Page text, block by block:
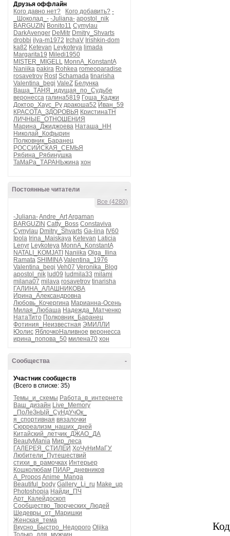
Друзья оффлайн
Кого давно нет?
Кого добавить? -
_Шоколад_- -Juliana- apostol_nik
BARGUZIN Bonito11 Cymylau
DarkAvenger DeMitr Dmitry_Shvarts
drobbi ilya-m1972 IrchaV Irishkin-dom
ka82 Ketevan Leykoteya limada
Margarita19 Miledi1950
MISTER_MIGELL MonnA_KonstantA
Naniika pakira Rohkea romeoparadise
rosavetrov Rost Schamada tinarisha
Valentina_begi ValeZ Белунка
Ваша_ТАНЯ_идущая_по_Судьбе
веронесса галина5819 Гоша_Каджи
Доктор_Хаус_Ру дракоша52 Иван_59
КРАСОТА_ЗДОРОВЬЯ КристинаТН
ЛИЧНЫЕ_ОТНОШЕНИЯ
Марина_Джиджоева Наташа_НН
Николай_Кофырин
Полковник_Баранец
РОССИЙСКАЯ_СЕМЬЯ
Рябина_Рябинушка
ТаМаРа_ТАРАНЬжина хон
-
Постоянные читатели
Все (4280)
-Juliana-Andre_ArtArgaman
BARGUZIN Catty_Boss Constaviva
Cymylau Dmitry_Shvarts Ga-lina IV60
Ipola Irina_Maiskaya Ketevan Laticia
Lenyr Leykoteya MonnA_KonstantA
NATALI_KOMJATI Naniika Olga_Ilina
Ramata SHIMINA Valentina_1976
Valentina_begi Veh07 Veronika_Blog
apostol_nik lud09 ludmila33 milami
milana07 milava rosavetrov tinarisha
ГАЛИНА_АЛАШНИКОВА
Ирина_Александровна
Любовь_Кочергина Марианна-Осень
Милая_Любаша Надежда_Матченко
НатаТито Полковник_Баранец
Фотиния_Неизвестная ЭМИЛЛИ
Юолис ЯблочкоНаливное веронесса
ирина_попова_50 милена70 хон
-
Сообщества
Участник сообществ
(Всего в списке: 35)
Темы_и_схемы Работа_в_интернете
Ваш_дизайн Live_Memory
_ПоЛеЗнЫй_СуНдУчОк_
я_спортивная вязалочки
Сюрреализм_наших_дней
Китайский_летчик_ДЖАО_ДА
BeautyMania Мир_леса
ГАЛЕРЕЯ_СТИЛЕЙ ХоЧуНиМаГУ
Любители_Путешествий
стихи_в_рамочках Интерьер
Кошколюбам ПИАР_дневников
A_ProposAnime_Manga
Beautiful_body Gallery_Li_ru Make_up
Photoshopia Найди_ПЧ
Арт_Калейдоскоп
Сообщество_Творческих_Людей
Шедевры_от_Маришки
Женская_тема
Вкусно_Быстро_Недорого Oljika
Только_для_мужчин